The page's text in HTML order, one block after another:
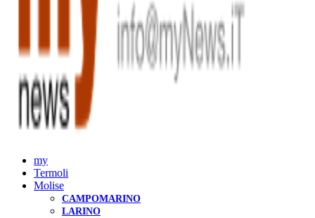
my
Termoli
Molise
CAMPOMARINO
LARINO